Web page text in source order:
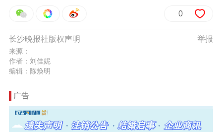
0
举报
长沙晚报社版权声明
来源：
作者：刘佳妮
编辑：陈焕明
广告